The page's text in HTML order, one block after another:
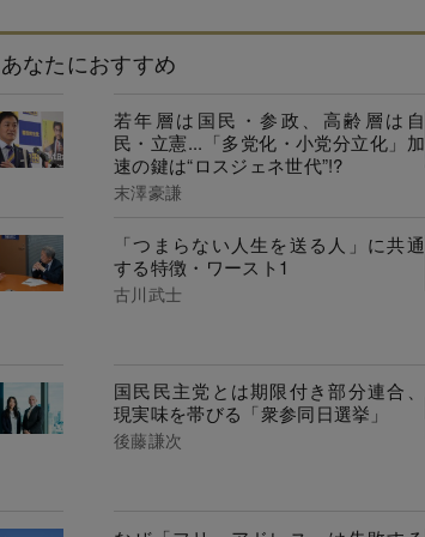
あなたにおすすめ
若年層は国民・参政、高齢層は自
民・立憲...「多党化・小党分立化」加
速の鍵は“ロスジェネ世代”!?
末澤豪謙
「つまらない人生を送る人」に共通
する特徴・ワースト1
古川武士
国民民主党とは期限付き部分連合、
現実味を帯びる「衆参同日選挙」
後藤謙次